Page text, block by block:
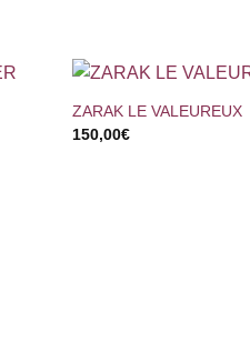
+
ZARAK LE VALEUREUX
150,00€